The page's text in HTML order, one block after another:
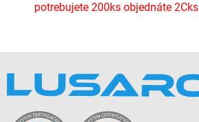
potrebujete 200ks objednáte 2Cks